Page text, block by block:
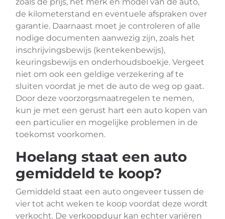
de kilometerstand en eventuele afspraken over
garantie. Daarnaast moet je controleren of alle
nodige documenten aanwezig zijn, zoals het
inschrijvingsbewijs (kentekenbewijs),
keuringsbewijs en onderhoudsboekje. Vergeet
niet om ook een geldige verzekering af te
sluiten voordat je met de auto de weg op gaat.
Door deze voorzorgsmaatregelen te nemen,
kun je met een gerust hart een auto kopen van
een particulier en mogelijke problemen in de
toekomst voorkomen.
Hoelang staat een auto
gemiddeld te koop?
Gemiddeld staat een auto ongeveer tussen de
vier tot acht weken te koop voordat deze wordt
verkocht. De verkoopduur kan echter variëren